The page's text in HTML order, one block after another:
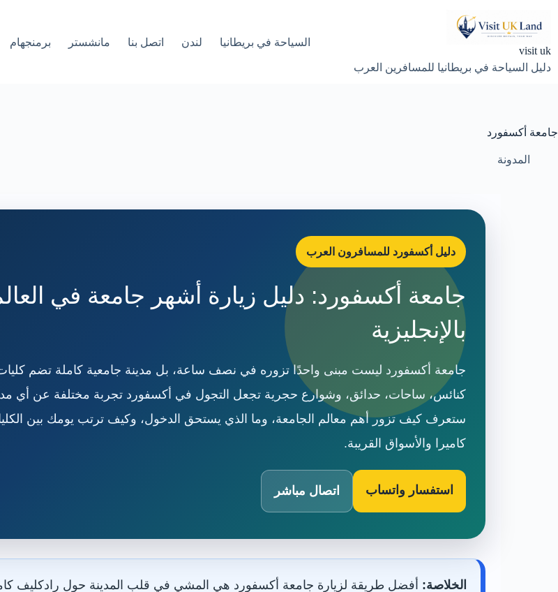
المحتوى
visit uk
دليل السياحة في بريطانيا للمسافرين العرب
السياحة في بريطانيا لندن اتصل بنا مانشستر برمنجهام
جامعة أكسفورد
المدونة
دليل أكسفورد للمسافرون العرب
جامعة أكسفورد: دليل زيارة أشهر جامعة في
بالإنجليزية
جامعة أكسفورد ليست مبنى واحدًا تزوره في نصف ساعة، بل مدينة جامعية كاملة تضم كليات
كنائس، ساحات، حدائق، وشوارع حجرية تجعل التجول في أكسفورد تجربة مختلفة عن أي
ستعرف كيف تزور أهم معالم الجامعة، وما الذي يستحق الدخول، وكيف ترتب يومك بين
كاميرا والأسواق القريبة.
استفسار واتساب اتصال مباشر
الخلاصة: أفضل طريقة لزيارة جامعة أكسفورد هي المشي في قلب المدينة حول رادكليف